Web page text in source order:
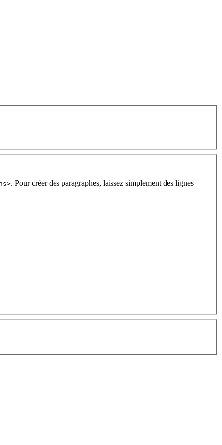
. Pour créer des paragraphes, laissez simplement des lignes